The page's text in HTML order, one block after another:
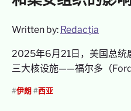
Written by: Redacția
2025年6月21日，美国总统
三大核设施——福尔多（
#伊朗 #西亚